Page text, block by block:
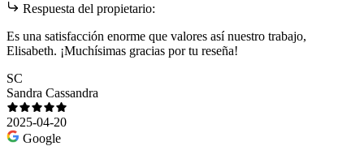
Respuesta del propietario:
Es una satisfacción enorme que valores así nuestro trabajo,
Elisabeth. ¡Muchísimas gracias por tu reseña!
SC
Sandra Cassandra
2025-04-20
Google